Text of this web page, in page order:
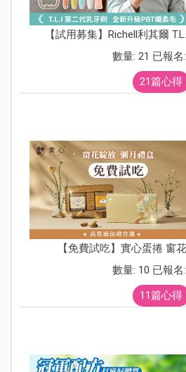
【試用募集】Richell利其爾
數量: 21 已報名
21篇心得
【免費試吃】實心蛋捲 窗
數量: 10 已報名
11篇心得